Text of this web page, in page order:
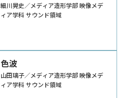
細川晃史／メディア造形学部 映像メデ
ィア学科 サウンド領域
色波
山田璃子／メディア造形学部 映像メデ
ィア学科 サウンド領域